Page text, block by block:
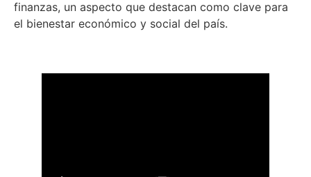
finanzas, un aspecto que destacan como clave para
el bienestar económico y social del país.